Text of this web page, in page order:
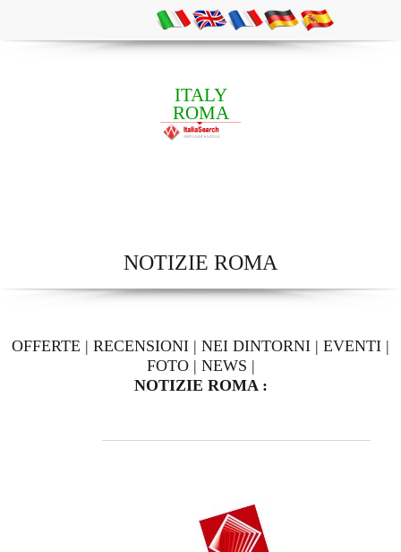
ITALY
ROMA
NOTIZIE ROMA
OFFERTE | RECENSIONI | NEI DINTORNI | EVENTI |
FOTO| NEWS |
NOTIZIE ROMA :